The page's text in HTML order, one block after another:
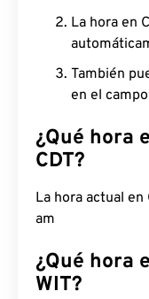
La hora en
También
en el
¿Qué hora
CDT?
La hora actual
am
¿Qué hora
WIT?